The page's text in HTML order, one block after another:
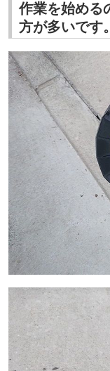
作業を始める
方が多いです。